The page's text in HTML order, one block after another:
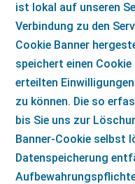
ist lokal auf unseren
Verbindung zu den
Cookie Banner
speichert einen Cookie
erteilten
zu können. Die so
bis Sie uns zur
Banner-Cookie selbst
Datenspeicherung